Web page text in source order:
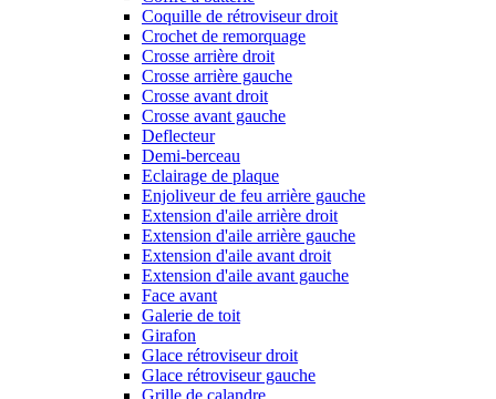
Coquille de rétroviseur droit
Crochet de remorquage
Crosse arrière droit
Crosse arrière gauche
Crosse avant droit
Crosse avant gauche
Deflecteur
Demi-berceau
Eclairage de plaque
Enjoliveur de feu arrière gauche
Extension d'aile arrière droit
Extension d'aile arrière gauche
Extension d'aile avant droit
Extension d'aile avant gauche
Face avant
Galerie de toit
Girafon
Glace rétroviseur droit
Glace rétroviseur gauche
Grille de calandre